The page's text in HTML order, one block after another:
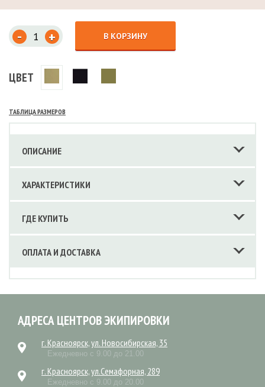
- + В КОРЗИНУ
ЦВЕТ
ТАБЛИЦА РАЗМЕРОВ
ОПИСАНИЕ
ХАРАКТЕРИСТИКИ
ГДЕ КУПИТЬ
ОПЛАТА И ДОСТАВКА
АДРЕСА ЦЕНТРОВ ЭКИПИРОВКИ
г. Красноярск, ул. Новосибирская, 35
Ежедневно с 9.00 до 21.00
г. Красноярск, ул.Семафорная, 289
Ежедневно с 9.00 до 20.00